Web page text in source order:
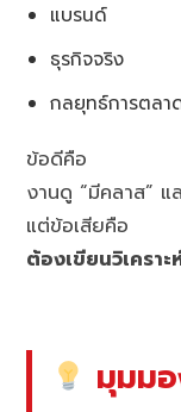
แบรนด์
ธุรกิจจริง
กลยุทธ์การตลา
ข้อดีคือ
งานดู “มีคลาส” แ
แต่ข้อเสียคือ
ต้องเขียนวิเคราะ
มุมม